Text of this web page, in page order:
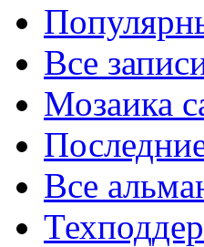
Все
Мозаика
Все